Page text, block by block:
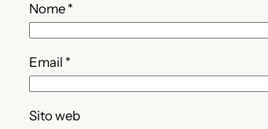
Nome *
Email *
Sito web